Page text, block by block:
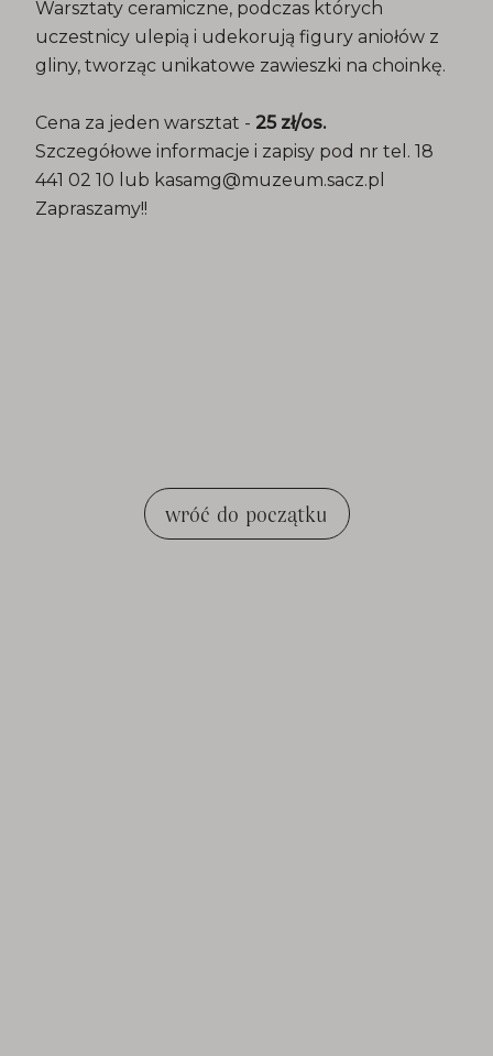
Warsztaty ceramiczne, podczas których
uczestnicy ulepią i udekorują figury aniołów z
gliny, tworząc unikatowe zawieszki na choinkę.
Cena za jeden warsztat - 25 zł/os.
Szczegółowe informacje i zapisy pod nr tel. 18
441 02 10 lub kasamg@muzeum.sacz.pl
Zapraszamy!!
wróć do początku